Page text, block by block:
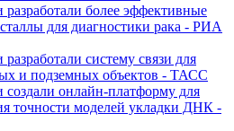
разработали более эффективные
для диагностики рака - РИА
систему связи для
и подземных объектов - ТАСС
создали онлайн-платформу для
точности моделей укладки ДНК -